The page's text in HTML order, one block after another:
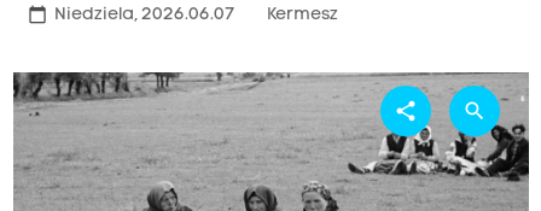
calendar_today Niedziela, 2026.06.07 Kermesz
share search